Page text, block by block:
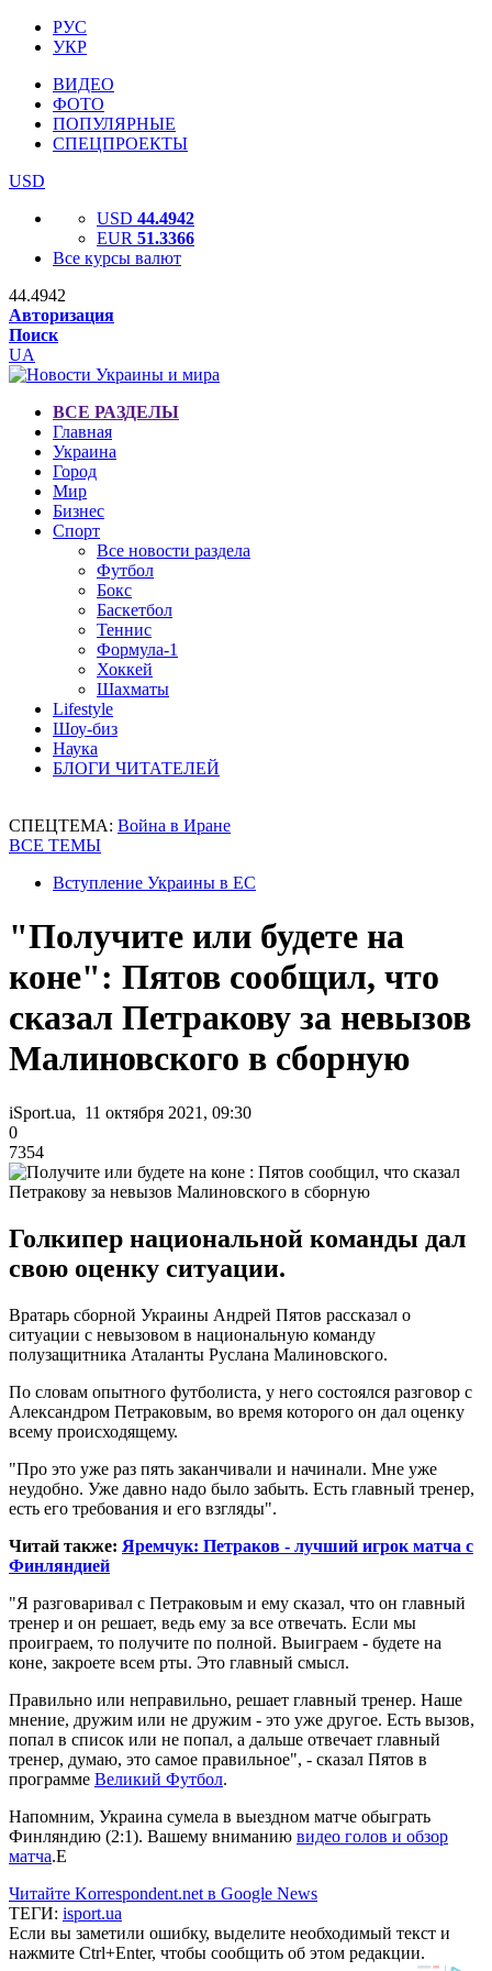
РУС
УКР
ВИДЕО
ФОТО
ПОПУЛЯРНЫЕ
СПЕЦПРОЕКТЫ
USD
USD 44.4942
EUR 51.3366
Все курсы валют
44.4942
Авторизация
Поиск
UA
ВСЕ РАЗДЕЛЫ
Главная
Украина
Город
Мир
Бизнес
Спорт
Все новости раздела
Футбол
Бокс
Баскетбол
Теннис
Формула-1
Хоккей
Шахматы
Lifestyle
Шоу-биз
Наука
БЛОГИ ЧИТАТЕЛЕЙ
СПЕЦТЕМА: Война в Иране
ВСЕ ТЕМЫ
Вступление Украины в ЕС
"Получите или будете на
коне": Пятов сообщил, что
сказал Петракову за невызов
Малиновского в сборную
iSport.ua, 11 октября 2021, 09:30
0
7354
Голкипер национальной команды дал
свою оценку ситуации.
Вратарь сборной Украины Андрей Пятов рассказал о
ситуации с невызовом в национальную команду
полузащитника Аталанты Руслана Малиновского.
По словам опытного футболиста, у него состоялся разговор с
Александром Петраковым, во время которого он дал оценку
всему происходящему.
"Про это уже раз пять заканчивали и начинали. Мне уже
неудобно. Уже давно надо было забыть. Есть главный тренер,
есть его требования и его взгляды".
Читай также: Яремчук: Петраков - лучший игрок матча с
Финляндией
"Я разговаривал с Петраковым и ему сказал, что он главный
тренер и он решает, ведь ему за все отвечать. Если мы
проиграем, то получите по полной. Выиграем - будете на
коне, закроете всем рты. Это главный смысл.
Правильно или неправильно, решает главный тренер. Наше
мнение, дружим или не дружим - это уже другое. Есть вызов,
попал в список или не попал, а дальше отвечает главный
тренер, думаю, это самое правильное", - сказал Пятов в
программе Великий Футбол.
Напомним, Украина сумела в выездном матче обыграть
Финляндию (2:1). Вашему вниманию видео голов и обзор
матча.Е
Читайте Korrespondent.net в Google News
ТЕГИ: isport.ua
Если вы заметили ошибку, выделите необходимый текст и
нажмите Ctrl+Enter, чтобы сообщить об этом редакции.